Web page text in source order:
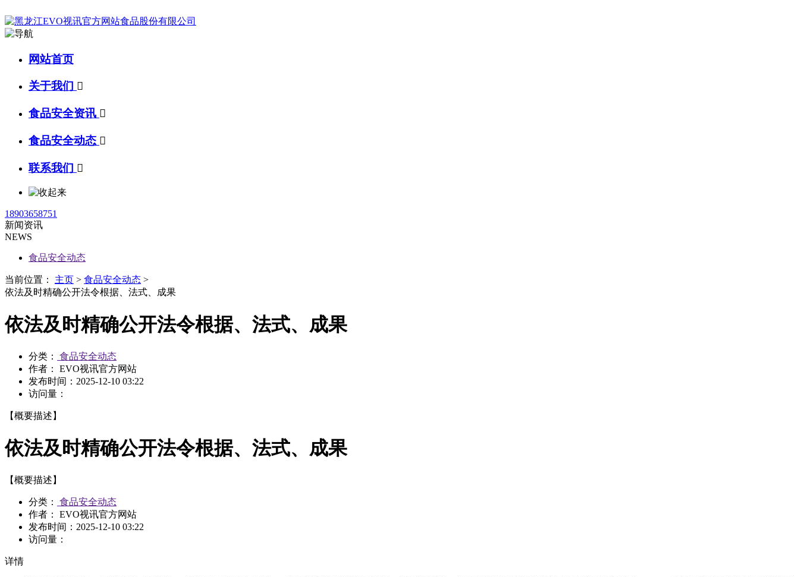
网站首页
关于我们 
食品安全资讯 
食品安全动态 
联系我们 
18903658751
新闻资讯
NEWS
食品安全动态
当前位置： 主页 > 食品安全动态 >
依法及时精确公开法令根据、法式、成果
依法及时精确公开法令根据、法式、成果
分类：
食品安全动态
作者： EVO视讯官方网站
发布时间： 2025-12-10 03:22
访问量：
【概要描述】
依法及时精确公开法令根据、法式、成果
【概要描述】
分类：
食品安全动态
作者： EVO视讯官方网站
发布时间： 2025-12-10 03:22
访问量：
详情